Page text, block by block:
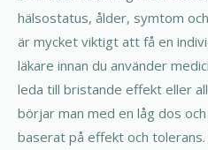
hälsostatus, ålder, symtom
är mycket viktigt att få en
läkare innan du använder
leda till bristande effekt eller
börjar man med en låg dos
baserat på effekt och